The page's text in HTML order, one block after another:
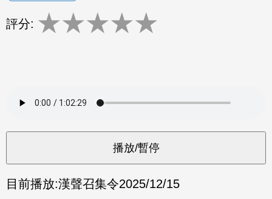
評分: ★★★★★
目前播放:漢聲召集令2025/12/15